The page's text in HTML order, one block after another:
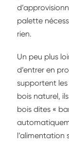
palette
rien.
Un peu plus
d’entrer en
supportent les
bois naturel,
bois dites «
l’alimentation